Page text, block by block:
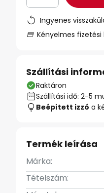
Ingyenes
Kényelmes
Szállítási
Raktáron
Szállítási idő: 2-5
Beépített izzó a
Termék leírása
Márka:
Tételszám: